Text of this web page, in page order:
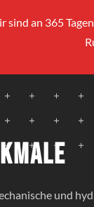
sind an 365
und